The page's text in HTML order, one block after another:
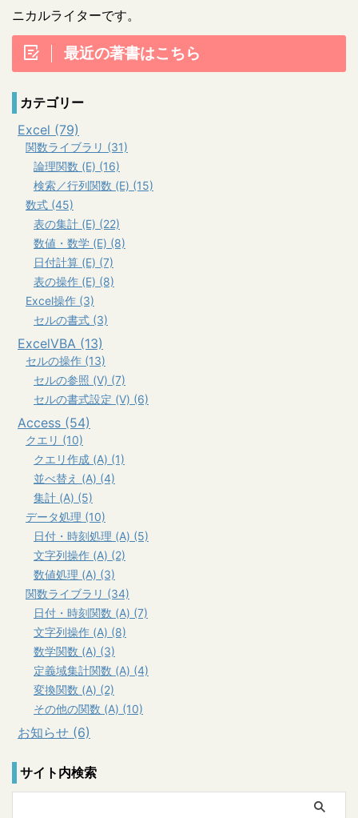
ニカルライターです。
最近の著書はこちら
カテゴリー
Excel (79)
関数ライブラリ (31)
論理関数 (E) (16)
検索／行列関数 (E) (15)
数式 (45)
表の集計 (E) (22)
数値・数学 (E) (8)
日付計算 (E) (7)
表の操作 (E) (8)
Excel操作 (3)
セルの書式 (3)
ExcelVBA (13)
セルの操作 (13)
セルの参照 (V) (7)
セルの書式設定 (V) (6)
Access (54)
クエリ (10)
クエリ作成 (A) (1)
並べ替え (A) (4)
集計 (A) (5)
データ処理 (10)
日付・時刻処理 (A) (5)
文字列操作 (A) (2)
数値処理 (A) (3)
関数ライブラリ (34)
日付・時刻関数 (A) (7)
文字列操作 (A) (8)
数学関数 (A) (3)
定義域集計関数 (A) (4)
変換関数 (A) (2)
その他の関数 (A) (10)
お知らせ (6)
サイト内検索